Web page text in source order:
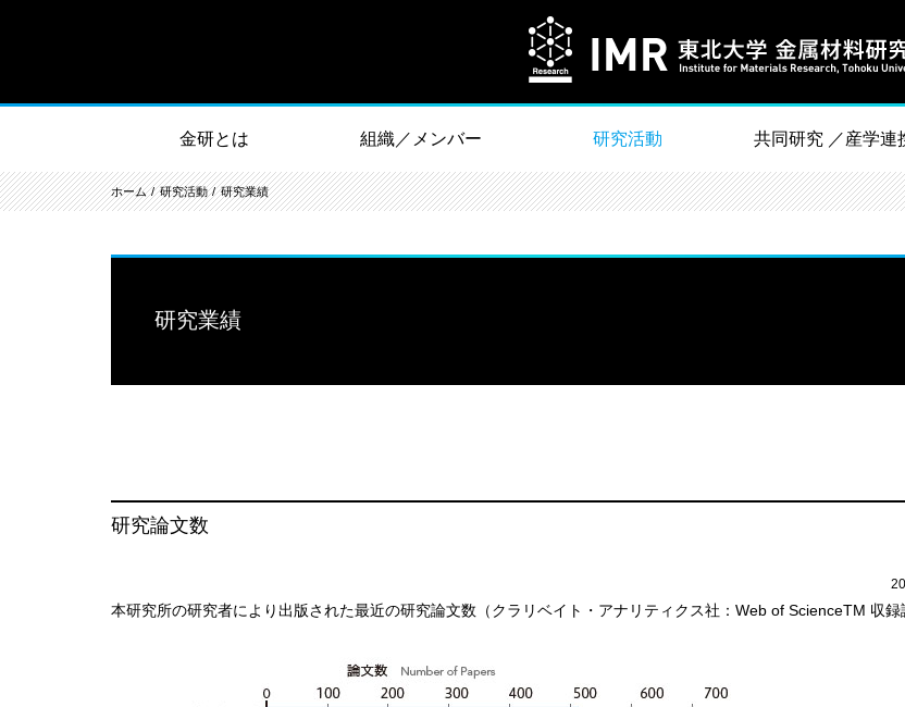
金研とは 組織／メンバー 研究活動 共同研究 ／産学連
ホーム 研究活動 研究業績
研究業績
研究論文数
本研究所の研究者により出版された最近の研究論文数（クラリベイト・アナリティクス社：Web of ScienceTM 収録